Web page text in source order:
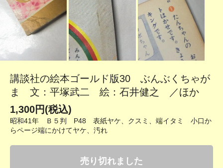
講談社の絵本ゴールド版30 ぶんぶくちゃが
ま 文：平塚武二 絵：石井健之 ／ほか
1,300円(税込)
昭和41年 Ｂ５判 P48 表紙ヤケ、クスミ、端イタミ 小口か
らページ端にかけてヤケ、汚れ
売り切れました